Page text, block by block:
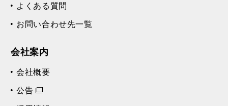
よくある質問
お問い合わせ先一覧
会社案内
会社概要
公告